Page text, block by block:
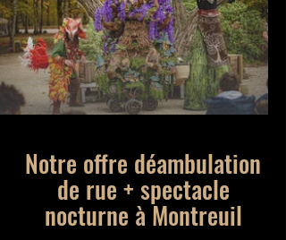
Notre offre déambulation
de rue + spectacle
nocturne à Montreuil